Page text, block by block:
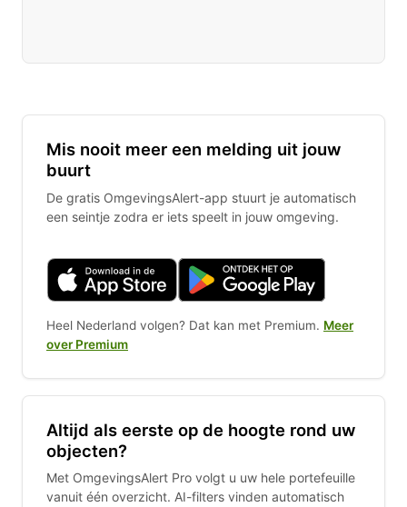
Mis nooit meer een melding uit jouw
buurt
De gratis OmgevingsAlert-app stuurt je automatisch
een seintje zodra er iets speelt in jouw omgeving.
Heel Nederland volgen? Dat kan met Premium. Meer
over Premium
Altijd als eerste op de hoogte rond uw
objecten?
Met OmgevingsAlert Pro volgt u uw hele portefeuille
vanuit één overzicht. AI-filters vinden automatisch